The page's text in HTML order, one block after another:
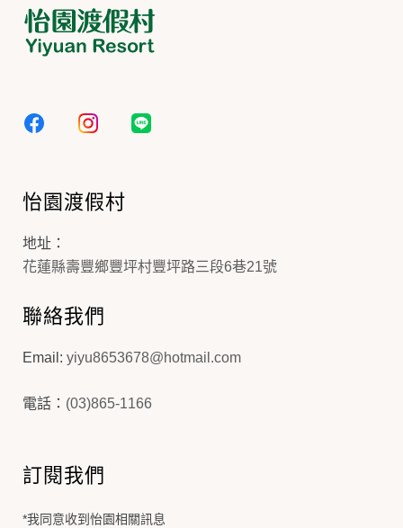
怡園渡假村
地址：
花蓮縣壽豐鄉豐坪村豐坪路三段6巷21號
聯絡我們
Email: yiyu8653678@hotmail.com
電話： (03)865-1166
訂閱我們
*我同意收到怡園相關訊息